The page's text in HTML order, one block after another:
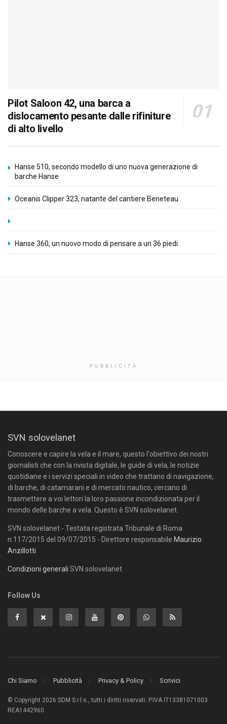
Pilot Saloon 42, una barca a
dislocamento pesante dalle rifiniture
di alto livello
Hanse 510, secondo modello di uno nuova generazione di
barche Hanse
Oceanis Clipper 323, natante del cantiere Beneteau
Hanse 360, un nuovo modo di pensare a un 36 piedi
PUBBLICITÀ
SVN solovelanet
Conoscere e capire la vela e il mare, questo l'obiettivo dei nostri
giornalisti che con la rivista digitale, le guide di vela, le notizie
quotidiane e i servizi speciali in video che trattano di navigazione,
di barche, di catamarani e di mercato nautico, cercano di
trasmettere a voi lettori la loro passione incondizionata per il
mondo delle barche a vela. Questo è SVN solovelanet.
SVN solovelanet - Testata registrata Tribunale di Roma
n.117/2015 del 09/07/2015 - Direttore responsabile Maurizio
Anzillotti
Condizioni generali SVN solovelanet
Follow Us
Chi Siamo Pubblicità Privacy & Policy Scrivici
© Copyright 2026 SDM S.r.l.s., tutti i diritti riservati. P.IVA IT13381071003
REA1442960